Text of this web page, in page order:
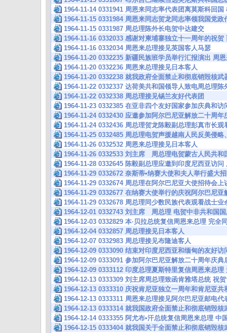
1964-11-14 0331941 周恩来同志率代表团离莫斯科回
1964-11-15 0331984 周恩来同志贺龙同志率领我国党
1964-11-15 0331987 周总理陈外长电贺中达建交
1964-11-16 0332033 感谢对柬埔寨独立十一周年的祝
1964-11-16 0332034 周恩来总理接见英国客人马瑟
1964-11-20 0332235 新疆民族班学员举行汇报演出 周
1964-11-20 0332236 周恩来总理接见日本客人
1964-11-20 0332238 就我政府全面禁止和彻底销毁核
1964-11-22 0332337 达荷美共和国领导人致电周总理
1964-11-22 0332338 周总理接见锡兰友好代表团
1964-11-23 0332385 在亚非四个友好国家参加庆典和
1964-11-24 0332430 应邀参加阿尔巴尼亚解放二十周
1964-11-24 0332436 周总理贺龙陈毅副总理彭真市长
1964-11-25 0332485 周总理电贺声援越南人民反美侵
1964-11-26 0332532 周恩来总理接见日本客人
1964-11-26 0332533 刘主席 周总理电贺蒙古人民共和
1964-11-28 0332645 陈毅副总理应邀到印度尼西亚访
1964-11-29 0332672 奈斯蒂•纳赛大使和夫人举行盛大
1964-11-29 0332674 周总理在阿尔巴尼亚大使招待会
1964-11-29 0332677 在纳赛大使举行的庆祝阿尔巴尼
1964-11-29 0332678 周总理同少数民族代表观看战士业
1964-12-01 0332743 刘主席 周总理 电贺中非共和国
1964-12-03 0332829 本·贝拉总统复信周恩来总理 完全
1964-12-04 0332857 周总理接见日本客人
1964-12-07 0332983 周总理接见布隆迪客人
1964-12-09 0333090 结束对印度尼西亚和缅甸的友好
1964-12-09 0333091 参加阿尔巴尼亚解放二十周年庆
1964-12-09 0333112 印度总理夏斯特里复信周恩来总
1964-12-13 0333309 刘主席周总理致函肯雅塔总统 祝
1964-12-13 0333310 庆祝肯尼亚独立一周年和肯尼亚
1964-12-13 0333311 周恩来总理接见阿尔巴尼亚邮电代
1964-12-13 0333314 就我国政府全面禁止和彻底销毁
1964-12-14 0333355 阿尤布•汗总统复信周恩来总理 中
1964-12-15 0333404 就我国关于全面禁止和彻底销毁